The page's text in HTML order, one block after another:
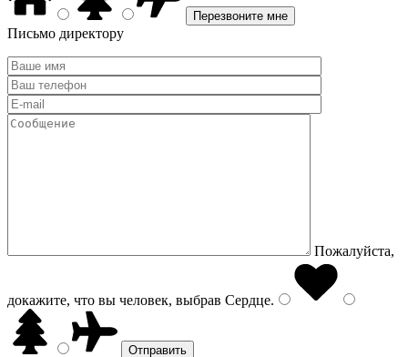
Письмо директору
Пожалуйста,
докажите, что вы человек, выбрав Сердце.